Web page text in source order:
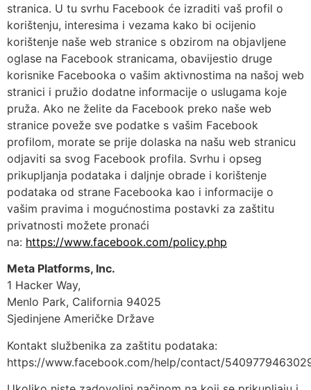
stranica. U tu svrhu Facebook će izraditi vaš profil o
korištenju, interesima i vezama kako bi ocijenio
korištenje naše web stranice s obzirom na objavljene
oglase na Facebook stranicama, obavijestio druge
korisnike Facebooka o vašim aktivnostima na našoj web
stranici i pružio dodatne informacije o uslugama koje
pruža. Ako ne želite da Facebook preko naše web
stranice poveže sve podatke s vašim Facebook
profilom, morate se prije dolaska na našu web stranicu
odjaviti sa svog Facebook profila. Svrhu i opseg
prikupljanja podataka i daljnje obrade i korištenje
podataka od strane Facebooka kao i informacije o
vašim pravima i mogućnostima postavki za zaštitu
privatnosti možete pronaći
na: https://www.facebook.com/policy.php
Meta Platforms, Inc.
1 Hacker Way,
Menlo Park, California 94025
Sjedinjene Američke Države
Kontakt službenika za zaštitu podataka:
https://www.facebook.com/help/contact/